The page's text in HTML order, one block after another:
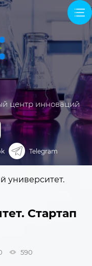
центр инноваций
Telegram
университет.
Стартап
590